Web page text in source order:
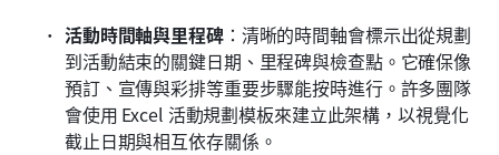
活動時間軸與里程碑：清晰的時間軸會標示出從規劃
到活動結束的關鍵日期、里程碑與檢查點。它確保像
預訂、宣傳與彩排等重要步驟能按時進行。許多團隊
會使用 Excel 活動規劃模板來建立此架構，以視覺化
截止日期與相互依存關係。